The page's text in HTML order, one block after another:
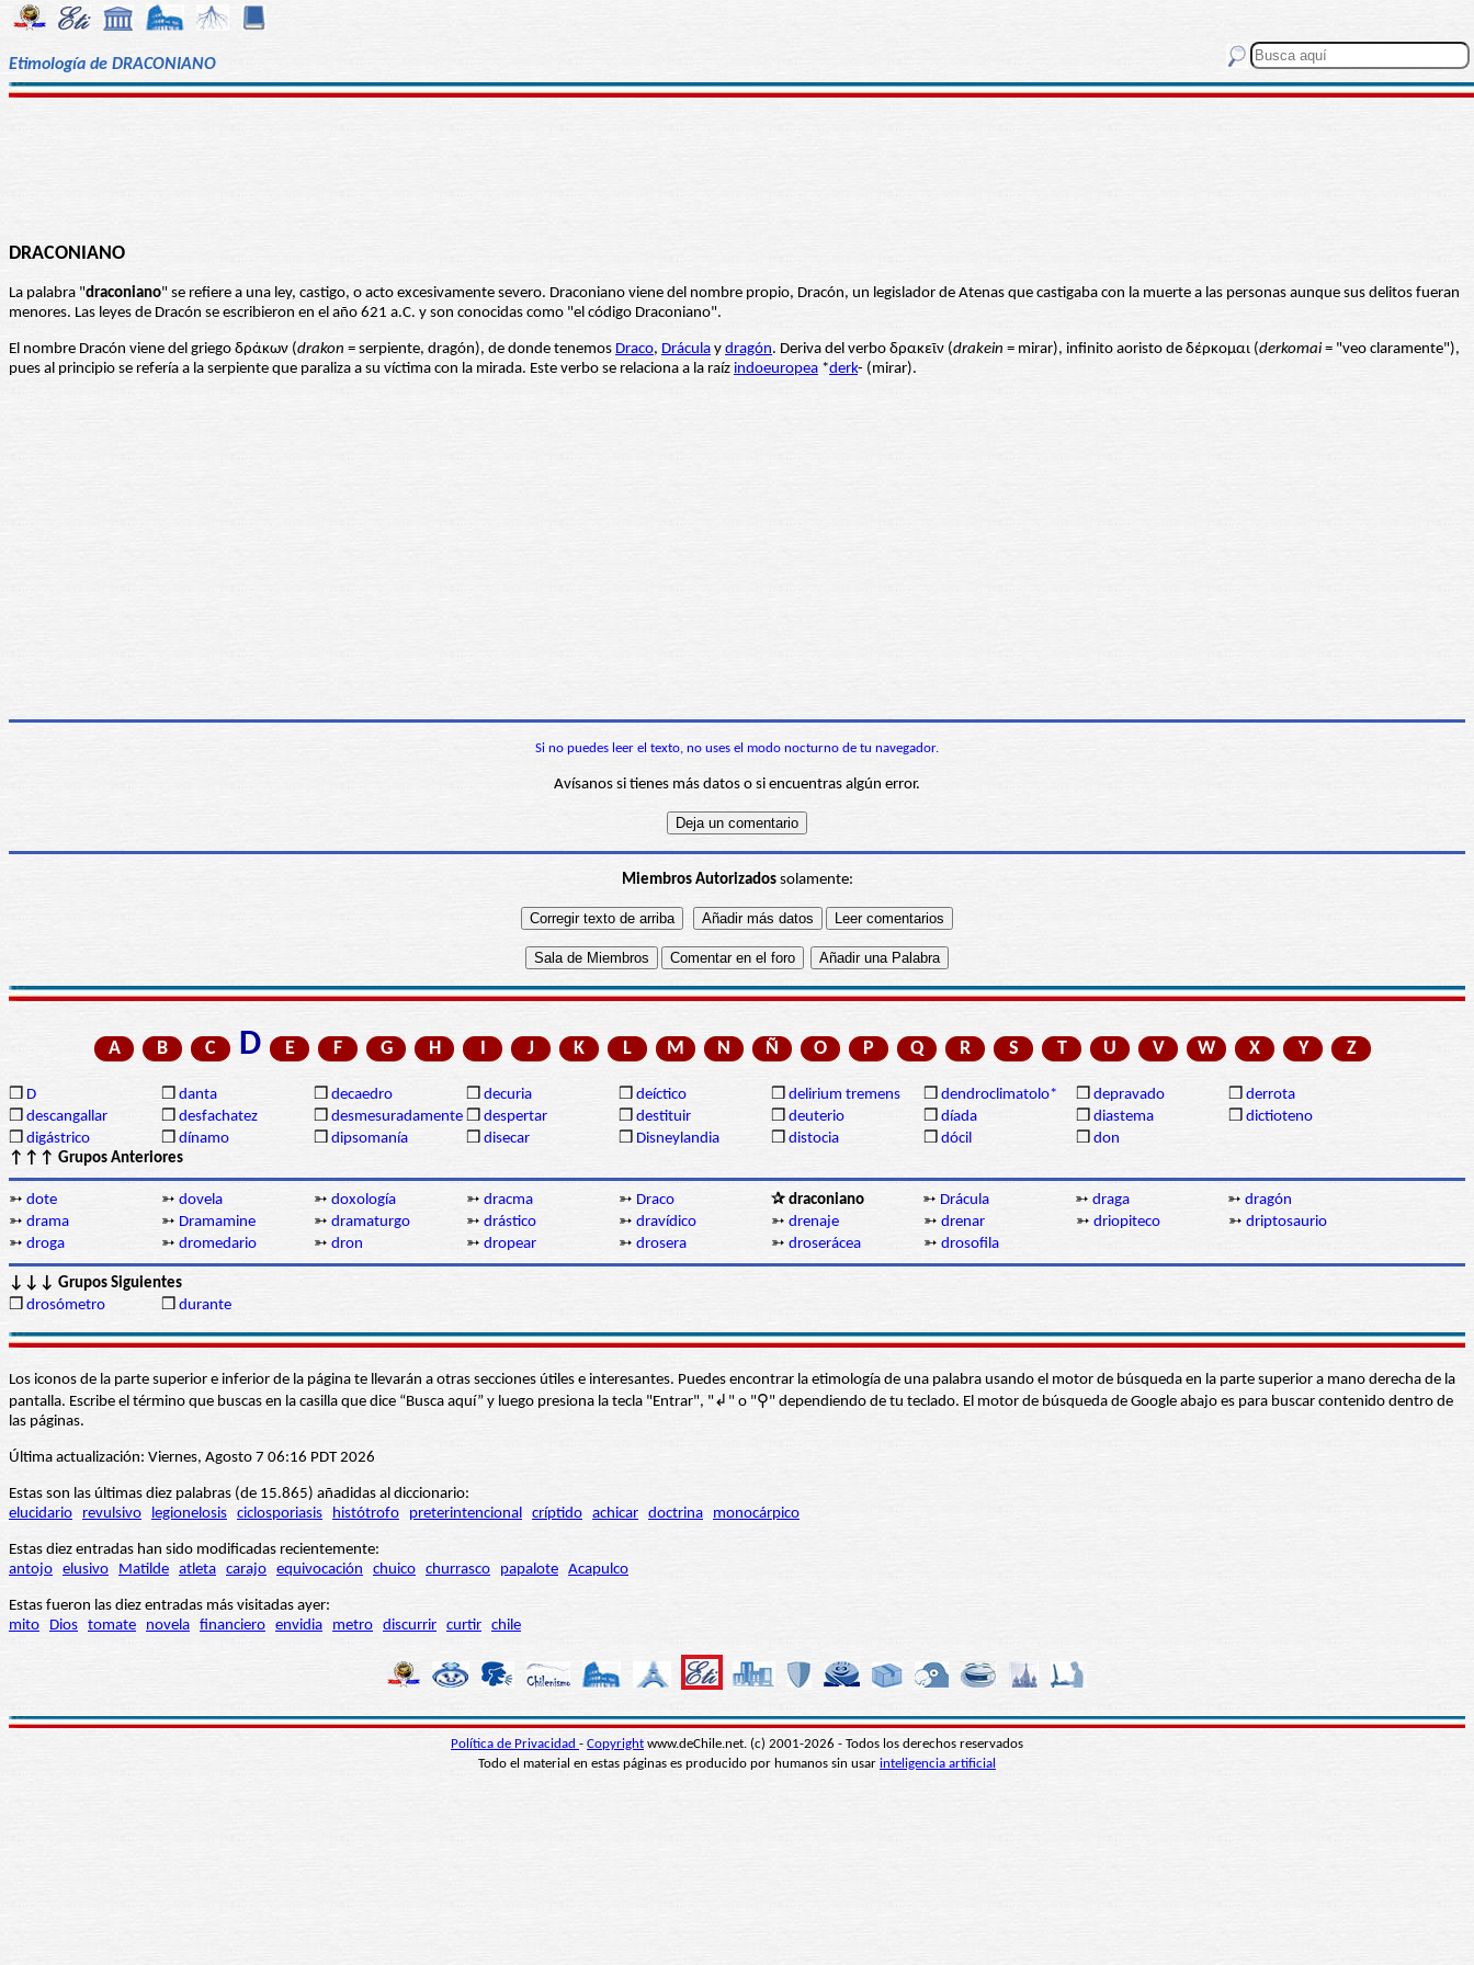
Etimología de DRACONIANO
DRACONIANO
La palabra "draconiano" se refiere a una ley, castigo, o acto excesivamente severo. Draconiano viene del nombre propio, Dracón, un legislador de Atenas que castigaba con la muerte a las personas aunque sus delitos fueran
menores. Las leyes de Dracón se escribieron en el año 621 a.C. y son conocidas como "el código Draconiano".
El nombre Dracón viene del griego δράκων (drakon = serpiente, dragón), de donde tenemos Draco, Drácula y dragón. Deriva del verbo δρακεῖν (drakein = mirar), infinito aoristo de δέρκομαι (derkomai= "veo claramente"),
pues al principio se refería a la serpiente que paraliza a su víctima con la mirada. Este verbo se relaciona a la raíz indoeuropea *derk- (mirar).
Si no puedes leer el texto, no uses el modo nocturno de tu navegador.
Avísanos si tienes más datos o si encuentras algún error.
Miembros Autorizadossolamente:
A B C D E F G H I J K L M N Ñ O P Q R S T U V W X Y Z
❒ D ❒ danta ❒ decaedro ❒ decuria ❒ deíctico ❒ delirium tremens ❒ dendroclimatolo* ❒ depravado ❒ derrota
❒ descangallar ❒ desfachatez ❒ desmesuradamente ❒ despertar ❒ destituir ❒ deuterio ❒ díada ❒ diastema ❒ dictioteno
❒ digástrico ❒ dínamo ❒ dipsomanía ❒ disecar ❒ Disneylandia ❒ distocia ❒ dócil ❒ don
↑↑↑ Grupos Anteriores
➳ dote ➳ dovela ➳ doxología ➳ dracma ➳ Draco ✰ draconiano ➳ Drácula ➳ draga ➳ dragón
➳ drama ➳ Dramamine ➳ dramaturgo ➳ drástico ➳ dravídico ➳ drenaje ➳ drenar ➳ driopiteco ➳ driptosaurio
➳ droga ➳ dromedario ➳ dron ➳ dropear ➳ drosera ➳ droserácea ➳ drosofila
↓↓↓ Grupos Siguientes
❒ drosómetro ❒ durante
Los iconos de la parte superior e inferior de la página te llevarán a otras secciones útiles e interesantes. Puedes encontrar la etimología de una palabra usando el motor de búsqueda en la parte superior a mano derecha de la
pantalla. Escribe el término que buscas en la casilla que dice “Busca aquí” y luego presiona la tecla "Entrar", "↲" o "⚲" dependiendo de tu teclado. El motor de búsqueda de Google abajo es para buscar contenido dentro de
las páginas.
Última actualización: Viernes, Agosto 7 06:16 PDT 2026
Estas son las últimas diez palabras (de 15.865) añadidas al diccionario:
elucidario
revulsivo legionelosis ciclosporiasis histótrofo preterintencional críptido achicar doctrina monocárpico
Estas diez entradas han sido modificadas recientemente:
antojo elusivo Matilde atleta carajo equivocación chuico churrasco papalote Acapulco
Estas fueron las diez entradas más visitadas ayer:
mito
Dios tomate novela financiero envidia metro discurrir curtir chile
Política de Privacidad - Copyright www.deChile.net. (c) 2001-2026 - Todos los derechos reservados
Todo el material en estas páginas es producido por humanos sin usar inteligencia artificial